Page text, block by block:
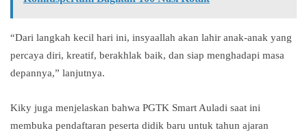
“Dari langkah kecil hari ini, insyaallah akan lahir anak-anak yang
percaya diri, kreatif, berakhlak baik, dan siap menghadapi masa
depannya,” lanjutnya.
Kiky juga menjelaskan bahwa PGTK Smart Auladi saat ini
membuka pendaftaran peserta didik baru untuk tahun ajaran